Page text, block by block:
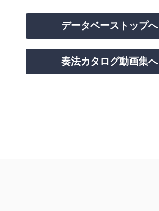
データベーストップへ
奏法カタログ動画集へ